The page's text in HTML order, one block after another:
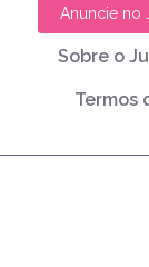
Anuncie no
Sobre o
Termos